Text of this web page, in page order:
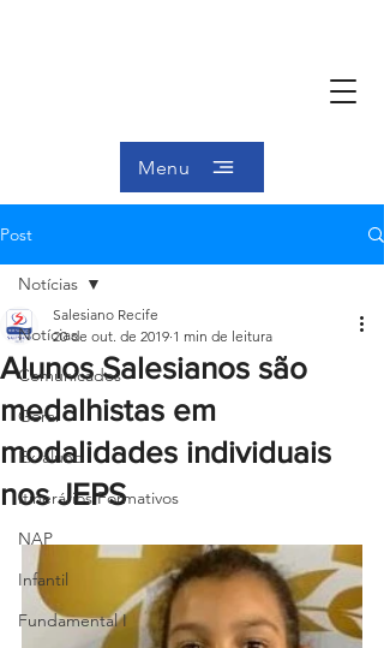
Menu
Post
Notícias
Comunicados
Geral
Ex-aluno
Itinerários Formativos
NAP
Infantil
Fundamental I
Notícias
Alunos Salesianos são
medalhistas em
modalidades individuais
nos JEPS
Salesiano Recife
20 de out. de 2019 1 min de leitura